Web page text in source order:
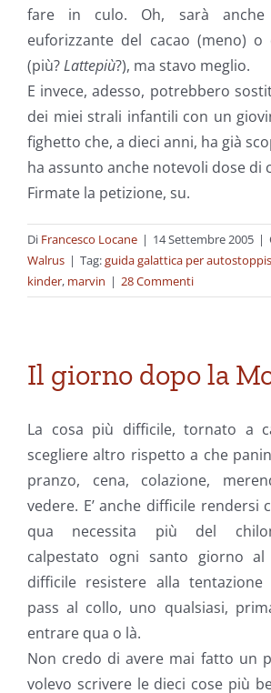
fare in culo. Oh, sarà anche
euforizzante del cacao (meno)
(più?Lattepiù?), ma stavo meglio.
E invece, adesso, potrebbero
dei miei strali infantili con un
fighetto che, a dieci anni, ha già
ha assunto anche notevoli dose di
Firmate la petizione, su.
Di Francesco Locane | 14 Settembre 2005 |
Walrus | Tag:guida galattica per
kinder, marvin | 28 Commenti
Il giorno dopo la
La cosa più difficile, tornato a
scegliere altro rispetto a che
pranzo, cena, colazione,
vedere. E’ anche difficile rendersi
qua necessita più del
calpestato ogni santo giorno al
difficile resistere alla
pass al collo, uno qualsiasi,
entrare qua o là.
Non credo di avere mai fatto un
volevo scrivere le dieci cose più